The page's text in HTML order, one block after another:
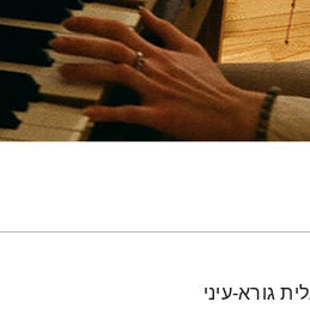
גורא-עיני